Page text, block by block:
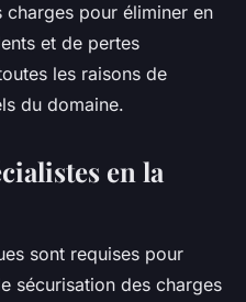
pour éliminer en
et de pertes
les raisons de
du domaine.
en la
sont requises pour
sécurisation des charges